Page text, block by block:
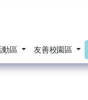
動區 友善校園區